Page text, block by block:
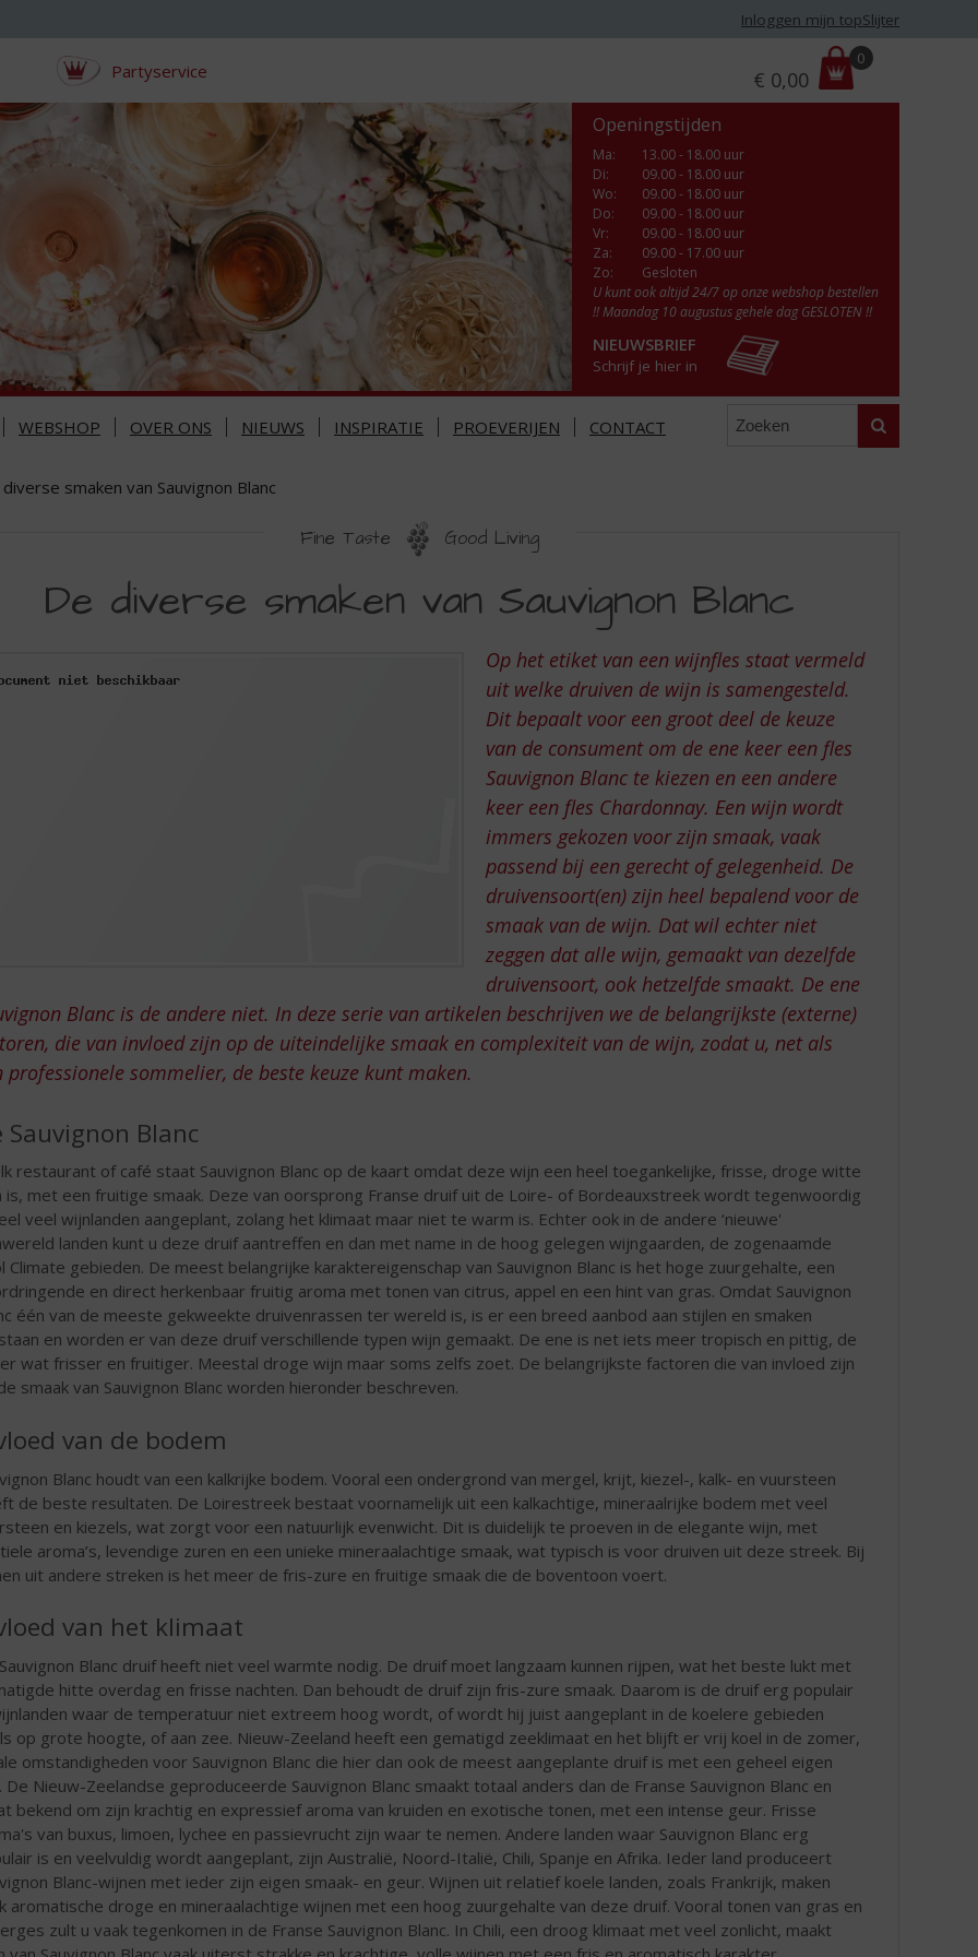
Inloggen mijn topSlijter
Partyservice
r
i
€ 0,00
0
Openingstijden
Ma:
13.00 - 18.00 uur
Di:
09.00 - 18.00 uur
Wo:
09.00 - 18.00 uur
Do:
09.00 - 18.00 uur
Vr:
09.00 - 18.00 uur
Za:
09.00 - 17.00 uur
Zo:
Gesloten
U kunt ook altijd 24/7 op onze webshop bestellen
!! Maandag 10 augustus gehele dag GESLOTEN !!
NIEUWSBRIEF
Schrijf je hier in
WEBSHOP OVER ONS NIEUWS INSPIRATIE PROEVERIJEN CONTACT Zoeken
diverse smaken van Sauvignon Blanc
Fine Taste Good Living
De diverse smaken van Sauvignon Blanc
Op het etiket van een wijnfles staat vermeld
uit welke druiven de wijn is samengesteld.
Dit bepaalt voor een groot deel de keuze
van de consument om de ene keer een fles
Sauvignon Blanc te kiezen en een andere
keer een fles Chardonnay. Een wijn wordt
immers gekozen voor zijn smaak, vaak
passend bij een gerecht of gelegenheid. De
druivensoort(en) zijn heel bepalend voor de
smaak van de wijn. Dat wil echter niet
zeggen dat alle wijn, gemaakt van dezelfde
druivensoort, ook hetzelfde smaakt. De ene
Blanc is de andere niet. In deze serie van artikelen beschrijven we de belangrijkste (externe)
die van invloed zijn op de uiteindelijke smaak en complexiteit van de wijn, zodat u, net als
professionele sommelier, de beste keuze kunt maken.
Sauvignon Blanc
restaurant of café staat Sauvignon Blanc op de kaart omdat deze wijn een heel toegankelijke, frisse, droge witte
is, met een fruitige smaak. Deze van oorsprong Franse druif uit de Loire- of Bordeauxstreek wordt tegenwoordig
veel wijnlanden aangeplant, zolang het klimaat maar niet te warm is. Echter ook in de andere ‘nieuwe'
landen kunt u deze druif aantreffen en dan met name in de hoog gelegen wijngaarden, de zogenaamde
Climate gebieden. De meest belangrijke karaktereigenschap van Sauvignon Blanc is het hoge zuurgehalte, een
en direct herkenbaar fruitig aroma met tonen van citrus, appel en een hint van gras. Omdat Sauvignon
één van de meeste gekweekte druivenrassen ter wereld is, is er een breed aanbod aan stijlen en smaken
en worden er van deze druif verschillende typen wijn gemaakt. De ene is net iets meer tropisch en pittig, de
wat frisser en fruitiger. Meestal droge wijn maar soms zelfs zoet. De belangrijkste factoren die van invloed zijn
smaak van Sauvignon Blanc worden hieronder beschreven.
van de bodem
Blanc houdt van een kalkrijke bodem. Vooral een ondergrond van mergel, krijt, kiezel-, kalk- en vuursteen
de beste resultaten. De Loirestreek bestaat voornamelijk uit een kalkachtige, mineraalrijke bodem met veel
en kiezels, wat zorgt voor een natuurlijk evenwicht. Dit is duidelijk te proeven in de elegante wijn, met
aroma’s, levendige zuren en een unieke mineraalachtige smaak, wat typisch is voor druiven uit deze streek. Bij
uit andere streken is het meer de fris-zure en fruitige smaak die de boventoon voert.
van het klimaat
Blanc druif heeft niet veel warmte nodig. De druif moet langzaam kunnen rijpen, wat het beste lukt met
hitte overdag en frisse nachten. Dan behoudt de druif zijn fris-zure smaak. Daarom is de druif erg populair
waar de temperatuur niet extreem hoog wordt, of wordt hij juist aangeplant in de koelere gebieden
op grote hoogte, of aan zee. Nieuw-Zeeland heeft een gematigd zeeklimaat en het blijft er vrij koel in de zomer,
omstandigheden voor Sauvignon Blanc die hier dan ook de meest aangeplante druif is met een geheel eigen
De Nieuw-Zeelandse geproduceerde Sauvignon Blanc smaakt totaal anders dan de Franse Sauvignon Blanc en
bekend om zijn krachtig en expressief aroma van kruiden en exotische tonen, met een intense geur. Frisse
van buxus, limoen, lychee en passievrucht zijn waar te nemen. Andere landen waar Sauvignon Blanc erg
is en veelvuldig wordt aangeplant, zijn Australië, Noord-Italië, Chili, Spanje en Afrika. Ieder land produceert
Blanc-wijnen met ieder zijn eigen smaak- en geur. Wijnen uit relatief koele landen, zoals Frankrijk, maken
aromatische droge en mineraalachtige wijnen met een hoog zuurgehalte van deze druif. Vooral tonen van gras en
zult u vaak tegenkomen in de Franse Sauvignon Blanc. In Chili, een droog klimaat met veel zonlicht, maakt